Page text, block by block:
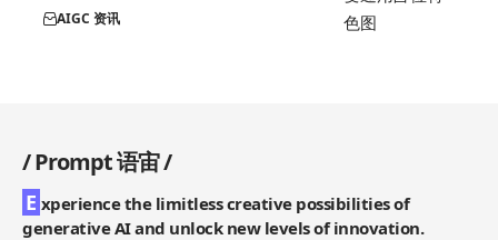
AIGC 资讯
/Prompt 语宙/
E xperience the limitless creative possibilities of
generative AI and unlock new levels of innovation.